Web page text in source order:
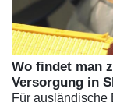
Wo findet man
Versorgung in
Für ausländische